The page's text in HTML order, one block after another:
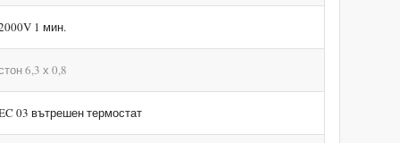
1 мин.
6,3 х 0,8
03 вътрешен термостат